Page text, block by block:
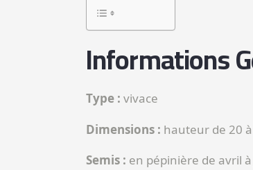
Informations
Type : vivace
Dimensions : hauteur de 20
Semis : en pépinière de avril